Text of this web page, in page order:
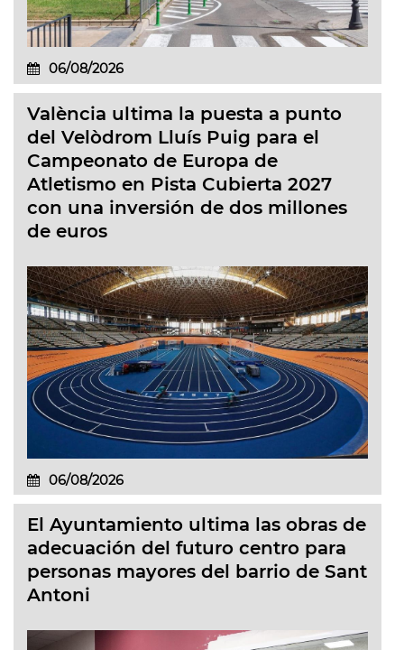
06/08/2026
València ultima la puesta a punto
del Velòdrom Lluís Puig para el
Campeonato de Europa de
Atletismo en Pista Cubierta 2027
con una inversión de dos millones
de euros
06/08/2026
El Ayuntamiento ultima las obras de
adecuación del futuro centro para
personas mayores del barrio de Sant
Antoni